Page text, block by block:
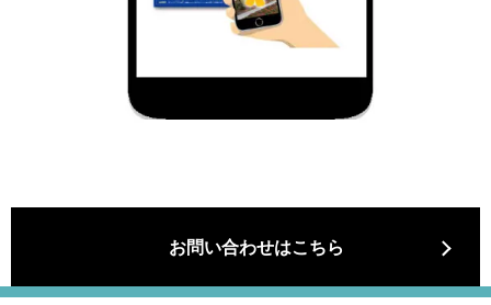
お問い合わせはこちら